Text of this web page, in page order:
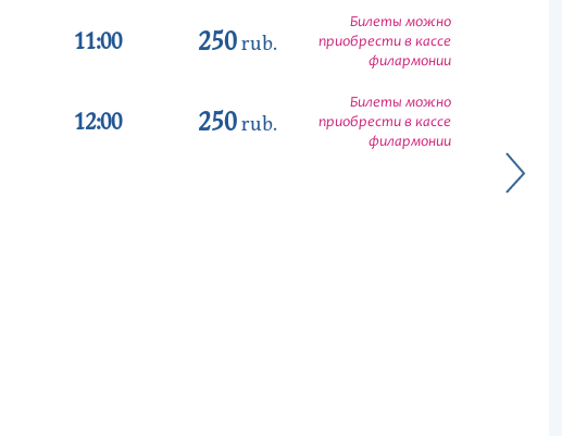
11:00 250rub.
Билеты можно
приобрести в кассе
филармонии
12:00 250rub.
Билеты можно
приобрести в кассе
филармонии